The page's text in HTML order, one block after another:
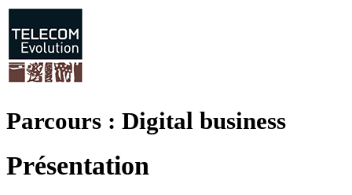
Parcours : Digital business
Présentation